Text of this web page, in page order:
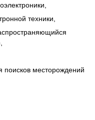
техники,
поисков месторождений